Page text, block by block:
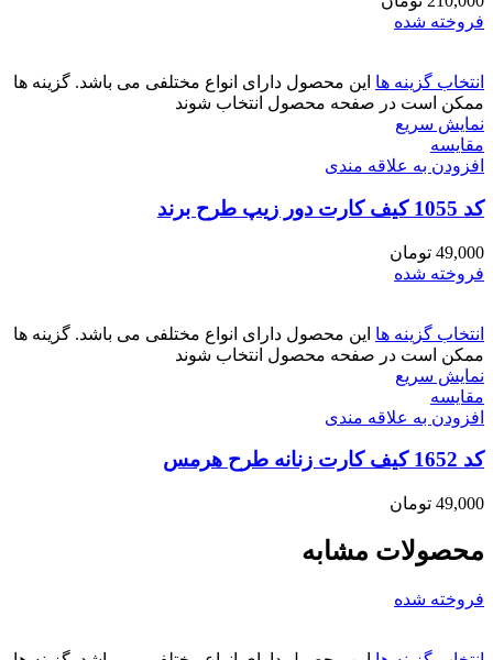
فروخته شده
انتخاب گزینه ها این محصول دارای انواع مختلفی می باشد. گزینه ها
ممکن است در صفحه محصول انتخاب شوند
نمایش سریع
مقايسه
افزودن به علاقه مندی
کد 1055 کیف کارت دور زیپ طرح برند
49,000 تومان
فروخته شده
انتخاب گزینه ها این محصول دارای انواع مختلفی می باشد. گزینه ها
ممکن است در صفحه محصول انتخاب شوند
نمایش سریع
مقايسه
افزودن به علاقه مندی
کد 1652 کیف کارت زنانه طرح هرمس
49,000 تومان
محصولات مشابه
فروخته شده